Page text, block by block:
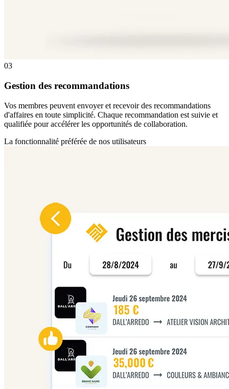
03
Gestion des recommandations
Vos membres peuvent envoyer et recevoir des recommandations
d'affaires en toute simplicité. Chaque recommandation est suivie et
qualifiée pour accélérer les opportunités de collaboration.
La fonctionnalité préférée de nos utilisateurs